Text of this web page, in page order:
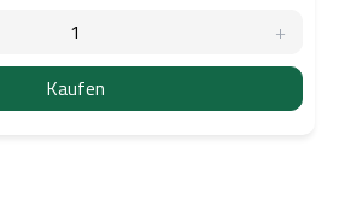
Kaufen